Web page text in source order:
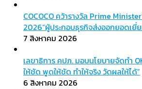
COCOCO คว้ารางวัล Prime
2026“ผู้ประกอบธุรกิจส่งออกยอดเยี่
7 สิงหาคม 2026
เลขาธิการ คปภ. มอบนโยบายจัดทำ
ให้ชัด พูดให้ชัด ทำให้จริง วัดผลให้ได้”
6 สิงหาคม 2026